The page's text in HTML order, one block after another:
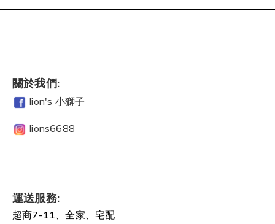
關於我們:
lion's 小獅子
lions6688
運送服務:
超商7-11、全家、宅配